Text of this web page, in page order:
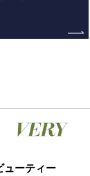
ューティー